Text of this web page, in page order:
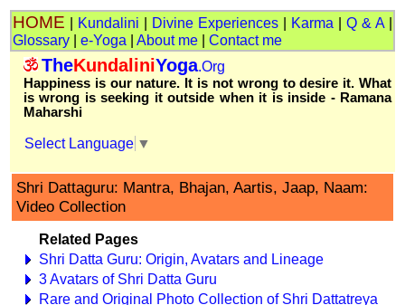
HOME Kundalini Divine Experiences Karma Q & A|
Glossary
e-Yoga About me Contact me
TheKundaliniYoga.Org
Happiness is our nature. It is not wrong to desire it. What
is wrong is seeking it outside when it is inside - Ramana
Maharshi
Select Language ▼
Shri Dattaguru: Mantra, Bhajan, Aartis, Jaap, Naam:
Video Collection
Related Pages
Shri Datta Guru: Origin, Avatars and Lineage
3 Avatars of Shri Datta Guru
Rare and Original Photo Collection of Shri Dattatreya